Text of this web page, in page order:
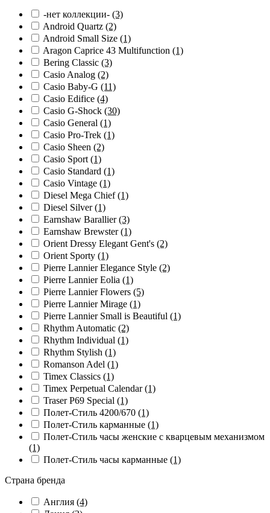
-нет коллекции- (3)
Android Quartz (2)
Android Small Size (1)
Aragon Caprice 43 Multifunction (1)
Bering Classic (3)
Casio Analog (2)
Casio Baby-G (11)
Casio Edifice (4)
Casio G-Shock (30)
Casio General (1)
Casio Pro-Trek (1)
Casio Sheen (2)
Casio Sport (1)
Casio Standard (1)
Casio Vintage (1)
Diesel Mega Chief(1)
Diesel Silver(1)
Earnshaw Barallier(3)
Earnshaw Brewster(1)
Orient Dressy Elegant Gent's (2)
Orient Sporty (1)
Pierre Lannier Elegance Style (2)
Pierre Lannier Eolia (1)
Pierre Lannier Flowers (5)
Pierre Lannier Mirage (1)
Pierre Lannier Small is Beautiful (1)
Rhythm Automatic (2)
Rhythm Individual (1)
Rhythm Stylish (1)
Romanson Adel (1)
Timex Classics (1)
Timex Perpetual Calendar(1)
Traser P69 Special (1)
Полет-Стиль 4200/670 (1)
Полет-Стиль карманные (1)
Полет-Стиль часы женские с кварцевым механизмом
(1)
Полет-Стиль часы карманные (1)
Страна бренда
Англия (4)